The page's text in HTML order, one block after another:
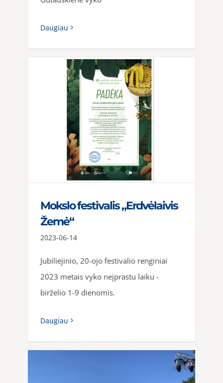
Daugiau
Mokslo festivalis „Erdvėlaivis
Žemė“
2023-06-14
Jubiliejinio, 20-ojo festivalio renginiai
2023 metais vyko neįprastu laiku -
birželio 1-9 dienomis.
Daugiau